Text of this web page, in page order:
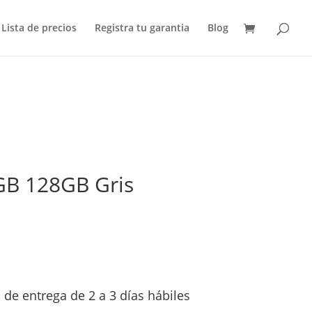
Lista de precios Registra tu garantia Blog
128GB Gris
entrega de 2 a 3 días hábiles